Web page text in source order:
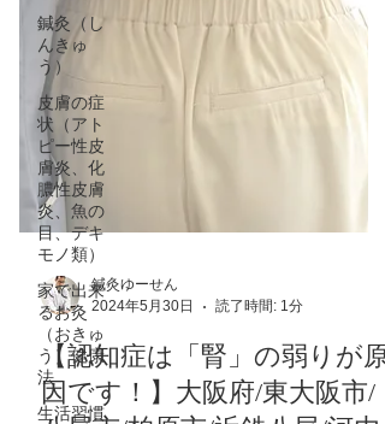
鍼灸（し
んきゅ
う）
皮膚の症
状（アト
ピー性皮
膚炎、化
膿性皮膚
炎、魚の
目、デキ
モノ類）
家で出来
るお灸
（おきゅ
う）健康
法
生活習慣
鍼灸ゆーせん
2024年5月30日
読了時間: 1分